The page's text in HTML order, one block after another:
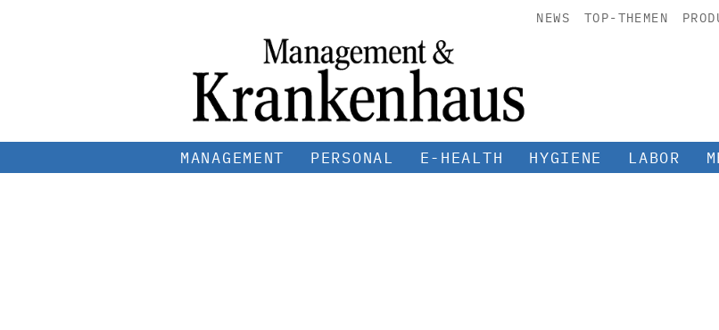
NEWS TOP-THEMEN
MANAGEMENT PERSONAL E-HEALTH HYGIENE LABOR